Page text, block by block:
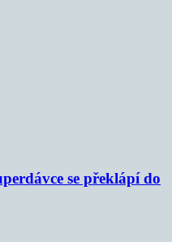
se překlápí do